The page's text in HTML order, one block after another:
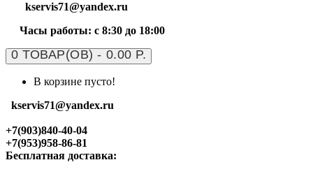
kservis71@yandex.ru
Часы работы: с 8:30 до 18:00
0 ТОВАР(ОВ) - 0.00 Р.
В корзине пусто!
kservis71@yandex.ru
+7(903)840-40-04
+7(953)958-86-81
Бесплатная доставка: